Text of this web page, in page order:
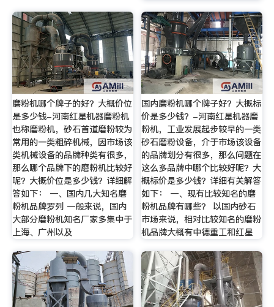
磨粉机哪个牌子的好？大概价位
是多少钱-河南红星机器磨粉机
也称磨粉机，砂石首道磨粉较为
常用的一类粗碎机械，因市场该
类机械设备的品牌种类有很多，
那么哪个品牌下的磨粉机比较好
呢？大概价位是多少钱？详细解
答如下： 一、国内几大知名磨
粉机品牌罗列 一般来说，国内
大部分磨粉机知名厂家多集中于
上海、广州以及
国内磨粉机哪个牌子好？大概标
价是多少钱？-河南红星机器磨
粉机，工业发展起步较早的一类
砂石磨粉设备，介于市场该设备
的品牌划分有很多，那么问题在
这么多品牌中哪个比较好呢？大
概标价是多少钱？详细有关解答
如下： 一、现有比较知名的磨
粉机品牌有哪些？ 以国内砂石
市场来说，相对比较知名的磨粉
机品牌大概有中德重工和红星